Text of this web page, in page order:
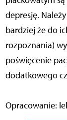
depresję.
bardziej że do
rozpoznania)
poświęcenie
dodatkowego
Opracowanie: